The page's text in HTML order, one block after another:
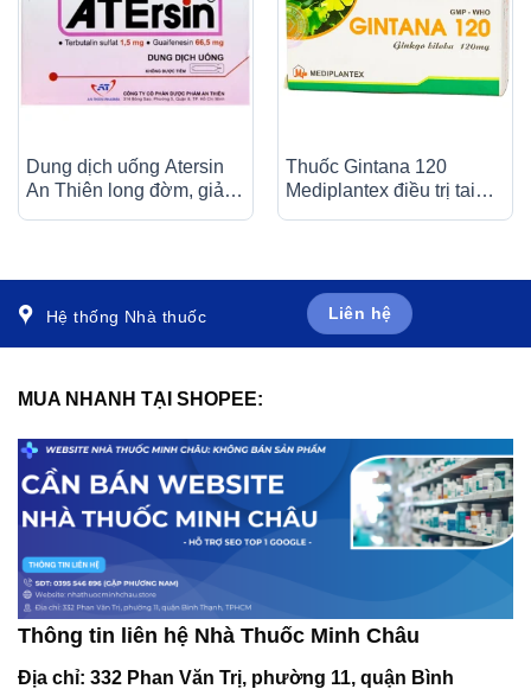
Dung dịch uống Atersin
An Thiên long đờm, giảm
Thuốc Gintana 120
Mediplantex điều trị tai
Hệ thống Nhà thuốc Liên hệ
MUA NHANH TẠI SHOPEE:
Thông tin liên hệ Nhà Thuốc Minh Châu
Địa chỉ: 332 Phan Văn Trị, phường 11, quận Bình